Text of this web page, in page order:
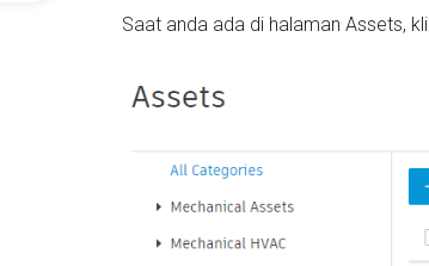
Saat anda ada di halaman Assets,